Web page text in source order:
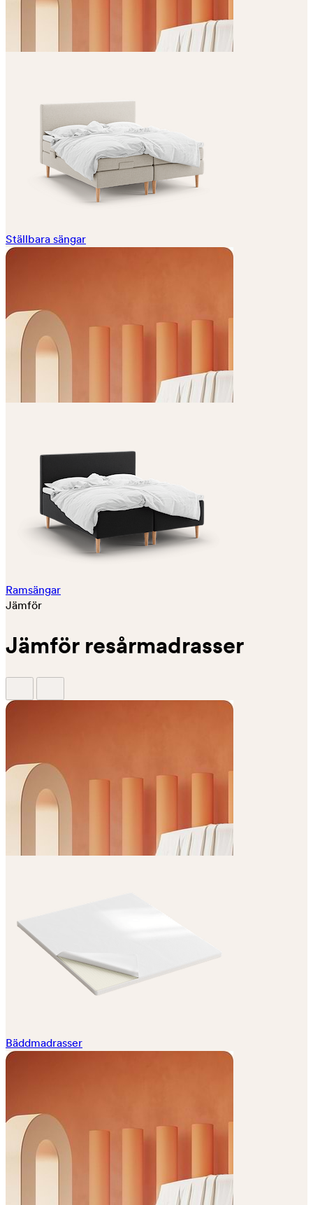
Ställbara sängar
Ramsängar
Jämför
Jämför resårmadrasser
Bäddmadrasser